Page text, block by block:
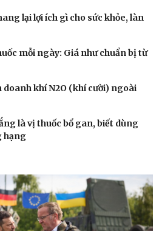
lại lợi ích gì cho sức khỏe, làn
mỗi ngày: Giá như chuẩn bị từ
doanh khí N2O (khí cười) ngoài
là vị thuốc bổ gan, biết dùng
hạng